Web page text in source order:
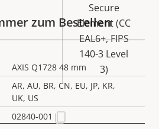
Secure
Element (CC
EAL6+, FIPS
140-3 Level
3)
zum Bestellen
AXIS Q1728 48 mm
AR, AU, BR, CN, EU, JP, KR,
UK, US
02840-001